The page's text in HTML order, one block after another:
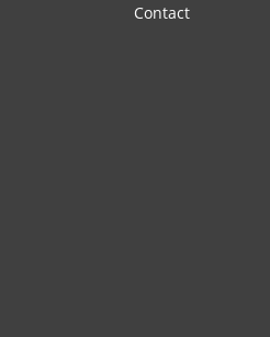
Contact